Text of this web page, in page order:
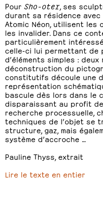
Pour Sho-oter , ses
durant sa résidence
Atomic Néon, utilisent les
les invalider. Dans ce
particulièrement
celle-ci lui permettant de
d’éléments simples :
déconstruction du
constitutifs découle une
représentation
bascule dès lors dans le
disparaissant au profit
recherche processuelle,
techniques de l’objet se
structure, gaz, mais
système d’accroche …
Pauline Thyss, extrait
Lire le texte en entier